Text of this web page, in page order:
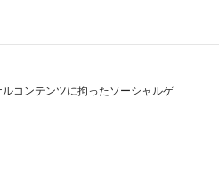
コンテンツに拘ったソーシャルゲ